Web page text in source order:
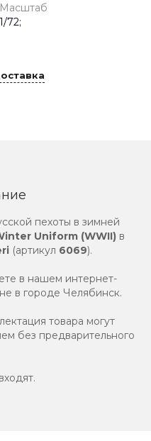
Масштаб
1/72;
пехоты в зимней
Uniform (WWII) в
(артикул 6069).
в нашем интернет-
в городе Челябинск.
товара могут
без предварительного